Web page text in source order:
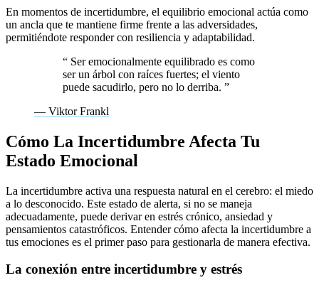
En momentos de incertidumbre, el equilibrio emocional actúa como
un ancla que te mantiene firme frente a las adversidades,
permitiéndote responder con resiliencia y adaptabilidad.
“ Ser emocionalmente equilibrado es como
ser un árbol con raíces fuertes; el viento
puede sacudirlo, pero no lo derriba. ”
— Viktor Frankl
Cómo La Incertidumbre Afecta Tu
Estado Emocional
La incertidumbre activa una respuesta natural en el cerebro: el miedo
a lo desconocido. Este estado de alerta, si no se maneja
adecuadamente, puede derivar en estrés crónico, ansiedad y
pensamientos catastróficos. Entender cómo afecta la incertidumbre a
tus emociones es el primer paso para gestionarla de manera efectiva.
La conexión entre incertidumbre y estrés